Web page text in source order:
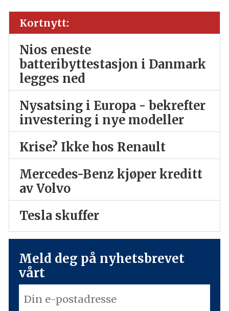
Kortnytt:
Nios eneste
batteribyttestasjon i Danmark
legges ned
Nysatsing i Europa - bekrefter
investering i nye modeller
Krise? Ikke hos Renault
Mercedes-Benz kjøper kreditt
av Volvo
Tesla skuffer
Meld deg på nyhetsbrevet
vårt